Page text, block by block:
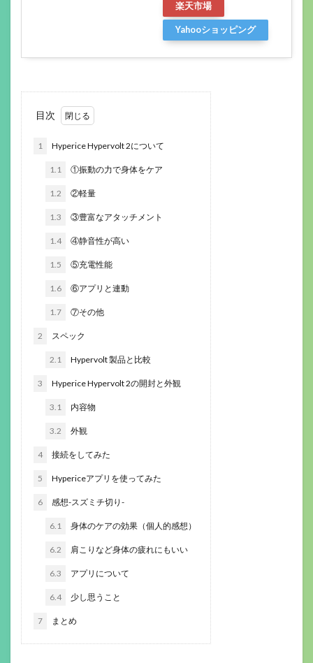
楽天市場
Yahooショッピング
目次
1 Hyperice Hypervolt 2について
1.1 ①振動の力で身体をケア
1.2 ②軽量
1.3 ③豊富なアタッチメント
1.4 ④静音性が高い
1.5 ⑤充電性能
1.6 ⑥アプリと連動
1.7 ⑦その他
2 スペック
2.1 Hypervolt 製品と比較
3 Hyperice Hypervolt 2の開封と外観
3.1 内容物
3.2 外観
4 接続をしてみた
5 Hypericeアプリを使ってみた
6 感想-スズミチ切り-
6.1 身体のケアの効果（個人的感想）
6.2 肩こりなど身体の疲れにもいい
6.3 アプリについて
6.4 少し思うこと
7 まとめ